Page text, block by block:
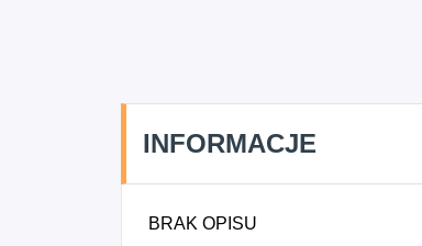
INFORMACJE
BRAK OPISU